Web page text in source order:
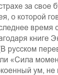
за свое
о которой
время
книге
русском
«Сила
ум,